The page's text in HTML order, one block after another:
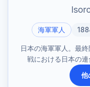
海軍軍人
日本の海軍軍人。最
戦における日本の連
他